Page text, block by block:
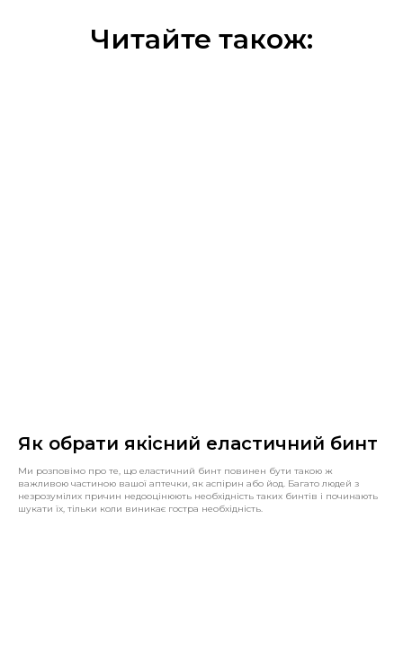
Читайте також:
Як обрати якісний еластичний бинт
Ми розповімо про те, що еластичний бинт повинен бути такою ж
важливою частиною вашої аптечки, як аспірин або йод. Багато людей з
незрозумілих причин недооцінюють необхідність таких бинтів і починають
шукати їх, тільки коли виникає гостра необхідність.